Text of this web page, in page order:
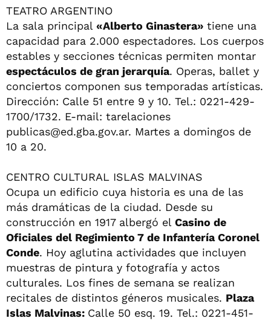
TEATRO ARGENTINO
La sala principal «Alberto Ginastera» tiene una
capacidad para 2.000 espectadores. Los cuerpos
estables y secciones técnicas permiten montar
espectáculos de gran jerarquía. Operas, ballet y
conciertos componen sus temporadas artísticas.
Dirección: Calle 51 entre 9 y 10. Tel.: 0221-429-
1700/1732. E-mail: tarelaciones
publicas@ed.gba.gov.ar. Martes a domingos de
10 a 20.
CENTRO CULTURAL ISLAS MALVINAS
Ocupa un edificio cuya historia es una de las
más dramáticas de la ciudad. Desde su
construcción en 1917 albergó el Casino de
Oficiales del Regimiento 7 de Infantería Coronel
Conde. Hoy aglutina actividades que incluyen
muestras de pintura y fotografía y actos
culturales. Los fines de semana se realizan
recitales de distintos géneros musicales. Plaza
Islas Malvinas: Calle 50 esq. 19. Tel.: 0221-451-